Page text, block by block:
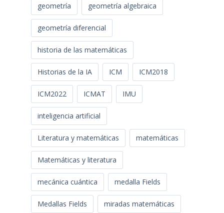
geometría geometría algebraica
geometría diferencial
historia de las matemáticas
Historias de la IA ICM ICM2018
ICM2022 ICMAT IMU
inteligencia artificial
Literatura y matemáticas matemáticas
Matemáticas y literatura
mecánica cuántica medalla Fields
Medallas Fields miradas matemáticas